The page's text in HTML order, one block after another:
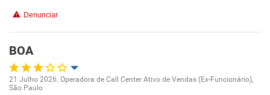
Denunciar
BOA
Oportunidade de promoção
21 Julho 2026. Operadora de Call Center Ativo de Vendas (Ex-Funcionário),
São Paulo